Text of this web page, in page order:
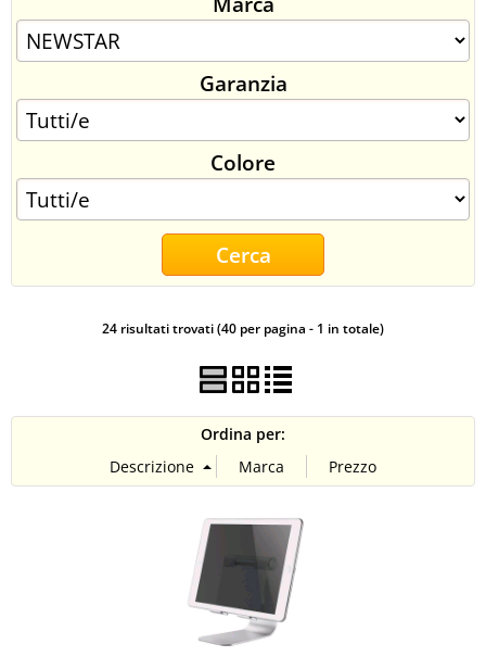
SINCRONIZZATI CON NOI
SPEDIZIONI
CONTATTI
Garanzia
Colore
24 risultati trovati (40 per pagina - 1 in totale)
Ordina per: